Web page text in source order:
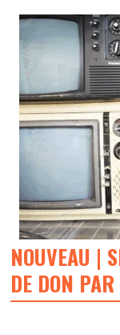
NOUVEAU |
DE DON PAR